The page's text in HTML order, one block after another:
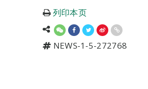
列印本页
NEWS-1-5-272768